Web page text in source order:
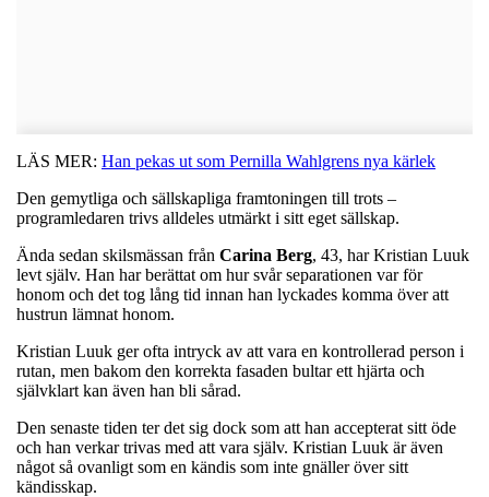
LÄS MER: Han pekas ut som Pernilla Wahlgrens nya kärlek
Den gemytliga och sällskapliga framtoningen till trots –
programledaren trivs alldeles utmärkt i sitt eget sällskap.
Ända sedan skilsmässan från Carina Berg, 43, har Kristian Luuk
levt själv. Han har berättat om hur svår separationen var för
honom och det tog lång tid innan han lyckades komma över att
hustrun lämnat honom.
Kristian Luuk ger ofta intryck av att vara en kontrollerad person i
rutan, men bakom den korrekta fasaden bultar ett hjärta och
självklart kan även han bli sårad.
Den senaste tiden ter det sig dock som att han accepterat sitt öde
och han verkar trivas med att vara själv. Kristian Luuk är även
något så ovanligt som en kändis som inte gnäller över sitt
kändisskap.